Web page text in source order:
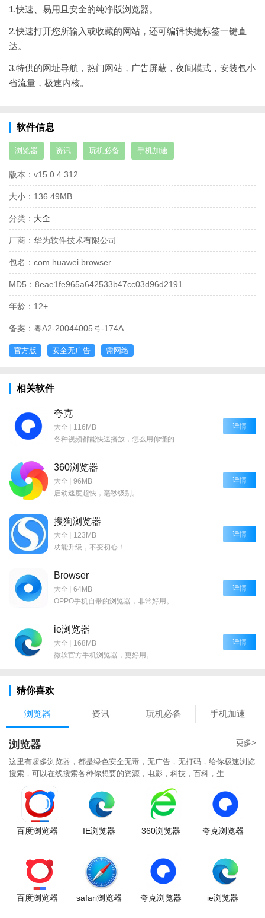
1.快速、易用且安全的纯净版浏览器。
2.快速打开您所输入或收藏的网站，还可编辑快捷标签一键直
达。
3.特供的网址导航，热门网站，广告屏蔽，夜间模式，安装包小
省流量，极速内核。
软件信息
浏览器 资讯 玩机必备 手机加速
版本： v15.0.4.312
大小： 136.49MB
分类： 大全
厂商： 华为软件技术有限公司
包名： com.huawei.browser
MD5： 8eae1fe965a642533b47cc03d96d2191
年龄： 12+
备案： 粤A2-20044005号-174A
官方版 安全无广告 需网络
相关软件
夸克
大全 | 116MB
各种视频都能快速播放，怎么用你懂的
详情
360浏览器
大全 | 96MB
启动速度超快，毫秒级别。
详情
搜狗浏览器
大全 | 123MB
功能升级，不变初心！
详情
Browser
大全 | 64MB
OPPO手机自带的浏览器，非常好用。
详情
ie浏览器
大全 | 168MB
微软官方手机浏览器，更好用。
详情
猜你喜欢
浏览器 资讯 玩机必备 手机加速
浏览器 更多>
这里有超多浏览器，都是绿色安全无毒，无广告，无打码，给你极速浏览
搜索，可以在线搜索各种你想要的资源，电影，科技，百科，生
百度浏览器 IE浏览器 360浏览器 夸克浏览器
百度浏览器 safari浏览器 夸克浏览器 ie浏览器